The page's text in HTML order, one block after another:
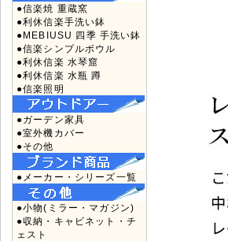
●信楽焼 重蔵窯
●利休信楽手洗い鉢
●MEBIUSU 四季 手洗い鉢
●信楽シンプルボウル
●利休信楽 水琴窟
●利休信楽 水瓶 蹲
●信楽照明
●ガーデン家具
●室外機カバー
●その他
●メーカー・シリーズ一覧
●小物(ミラー・マガジン)
●収納・キャビネット・チ
ェスト